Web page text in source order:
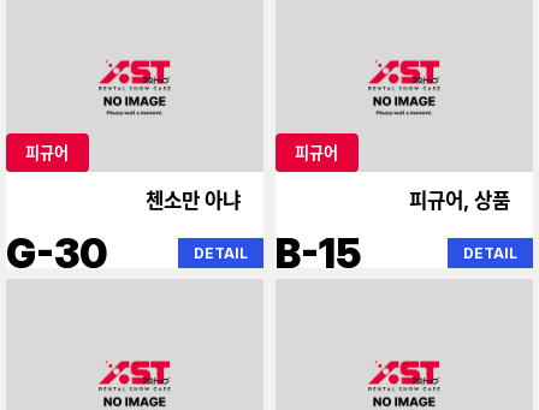
피규어
첸소만 아냐
G-30 DETAIL
피규어
피규어, 상품
B-15 DETAIL